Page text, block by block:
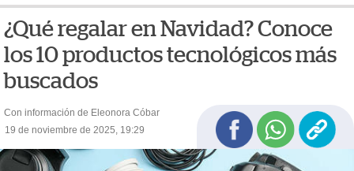
¿Qué regalar en Navidad? Conoce
los 10 productos tecnológicos más
buscados
Con información de Eleonora Cóbar
19 de noviembre de 2025, 19:29